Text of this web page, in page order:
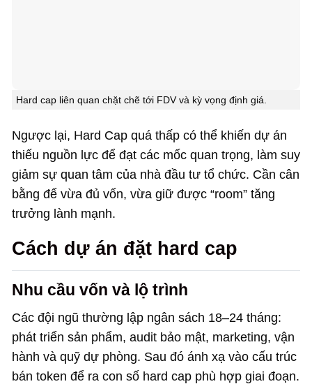
Hard cap liên quan chặt chẽ tới FDV và kỳ vọng định giá.
Ngược lại, Hard Cap quá thấp có thể khiến dự án
thiếu nguồn lực để đạt các mốc quan trọng, làm suy
giảm sự quan tâm của nhà đầu tư tổ chức. Cần cân
bằng để vừa đủ vốn, vừa giữ được “room” tăng
trưởng lành mạnh.
Cách dự án đặt hard cap
Nhu cầu vốn và lộ trình
Các đội ngũ thường lập ngân sách 18–24 tháng:
phát triển sản phẩm, audit bảo mật, marketing, vận
hành và quỹ dự phòng. Sau đó ánh xạ vào cấu trúc
bán token để ra con số hard cap phù hợp giai đoạn.